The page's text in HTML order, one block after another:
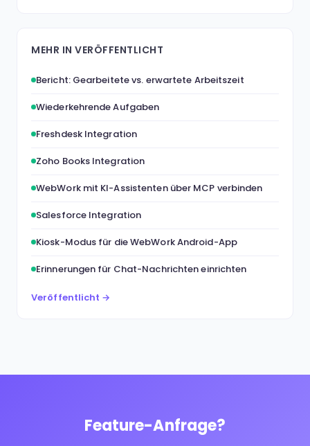
MEHR IN VERÖFFENTLICHT
Bericht: Gearbeitete vs. erwartete Arbeitszeit
Wiederkehrende Aufgaben
Freshdesk Integration
Zoho Books Integration
WebWork mit KI-Assistenten über MCP verbinden
Salesforce Integration
Kiosk-Modus für die WebWork Android-App
Erinnerungen für Chat-Nachrichten einrichten
Veröffentlicht →
Feature-Anfrage?